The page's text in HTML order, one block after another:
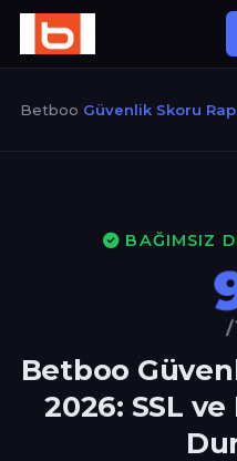
Betboo Güvenlik Skoru
BAĞIMSIZ
/
Betboo
2026: SSL